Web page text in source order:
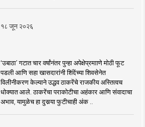
१८ जून २०२६
‘उबाठा’ गटात चार वर्षांनंतर पुन्हा अपेक्षेप्रमााणे मोठी फूट
पडली आणि सहा खासदारांनी शिंदेंच्या शिवसेनेत
विलीनीकरण केल्याने उद्धव ठाकरेंचे राजकीय अस्तित्वच
धोक्यात आले. ठाकरेंचा पराकोटीचा अहंकार आणि संवादाचा
अभाव, यामुळेच हा दुसर्‍या फुटीचाही अंक ..